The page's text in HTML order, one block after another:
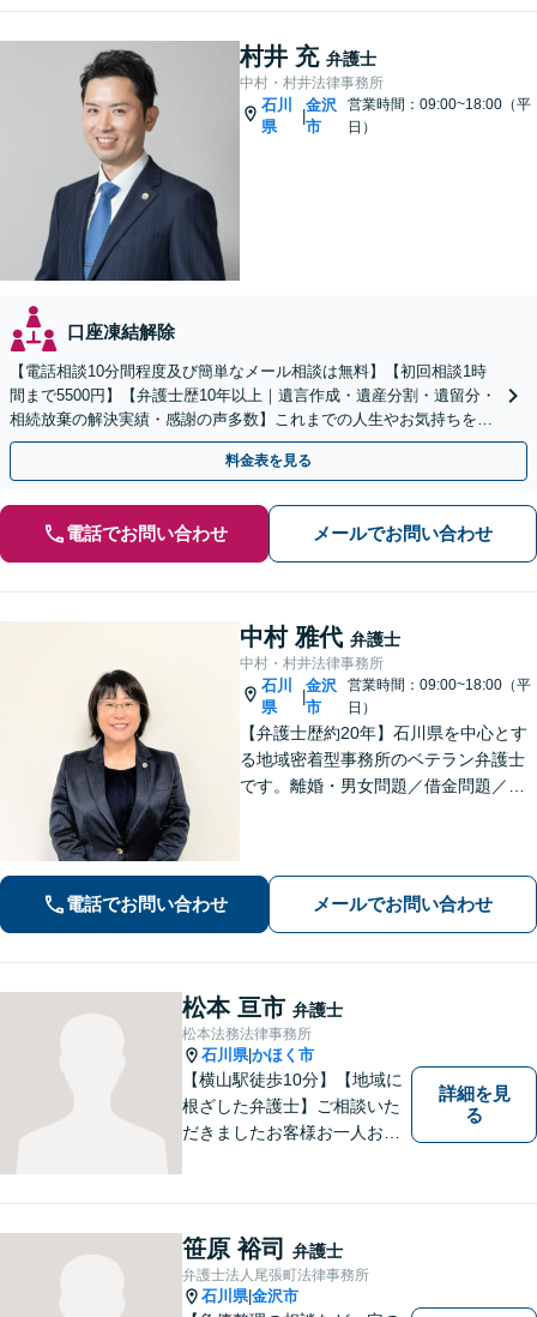
村井 充 弁護士
中村・村井法律事務所
石川
県
|
金沢
市
営業時間：09:00~18:00（平
日）
口座凍結解除
【電話相談10分間程度及び簡単なメール相談は無料】【初回相談1時
間まで5500円】【弁護士歴10年以上｜遺言作成・遺産分割・遺留分・
相続放棄の解決実績・感謝の声多数】これまでの人生やお気持ちを汲
み取り、想いに寄り添った解決方法を提案します。
料金表を見る
電話でお問い合わせ メールでお問い合わせ
中村 雅代 弁護士
中村・村井法律事務所
石川
県
|
金沢
市
営業時間：09:00~18:00（平
日）
【弁護士歴約20年】石川県を中心とす
る地域密着型事務所のベテラン弁護士
です。離婚・男女問題／借金問題／刑
あり】
電話でお問い合わせ メールでお問い合わせ
松本 亘市 弁護士
松本法務法律事務所
石川県|かほく市
【横山駅徒歩10分】【地域に
根ざした弁護士】ご相談いた
だきましたお客様お一人お一
婚問題／相続問題／刑事事件
など、幅広く対応可能。【夜
間／休日対応可能】どうぞお
気軽にご相談ください。
詳細を見
る
笹原 裕司 弁護士
弁護士法人尾張町法律事務所
石川県|金沢市